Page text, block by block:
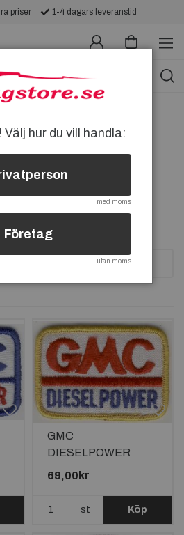
priser 1-4 dagars leveranstid
GMC TYGMÄRKE
GMC
DIESELPOWER
TYGMÄRKE
69,00kr
st Köp
hur du vill handla:
med moms
Företag
utan moms